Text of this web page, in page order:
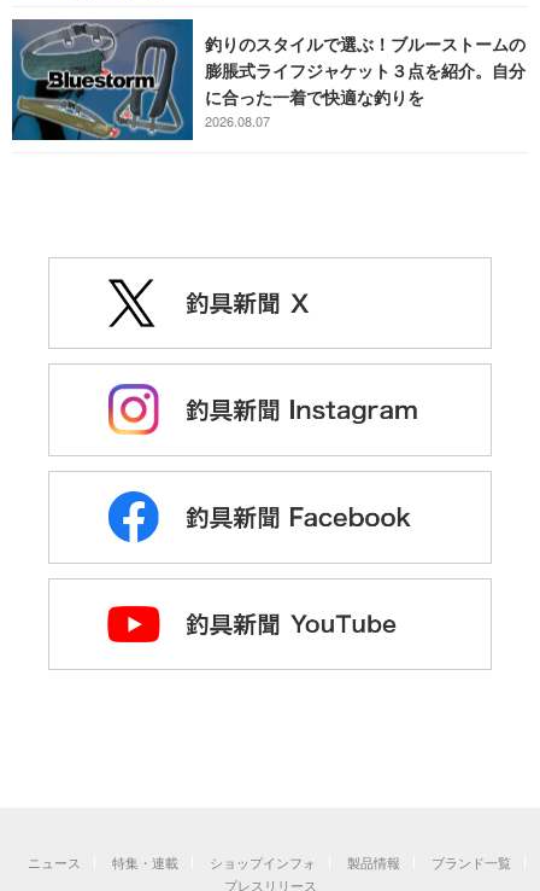
釣りのスタイルで選ぶ！ブルーストームの
膨脹式ライフジャケット３点を紹介。自分
に合った一着で快適な釣りを
2026.08.07
ニュース 特集・連載 ショップインフォ 製品情報
ブランド一覧
プレスリリース